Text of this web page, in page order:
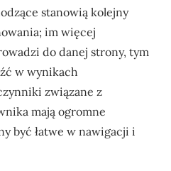
stanowią kolejny
im więcej
do danej strony, tym
w wynikach
związane z
mają ogromne
być łatwe w nawigacji i